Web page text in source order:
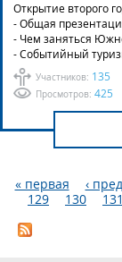
Участников: 135
Просмотров: 425
Открытие второго
- Общая
- Чем заняться
- Событийный
Страницы
« первая ‹
129
130 131